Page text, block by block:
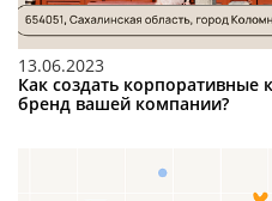
13.06.2023
Как создать
бренд вашей компании?